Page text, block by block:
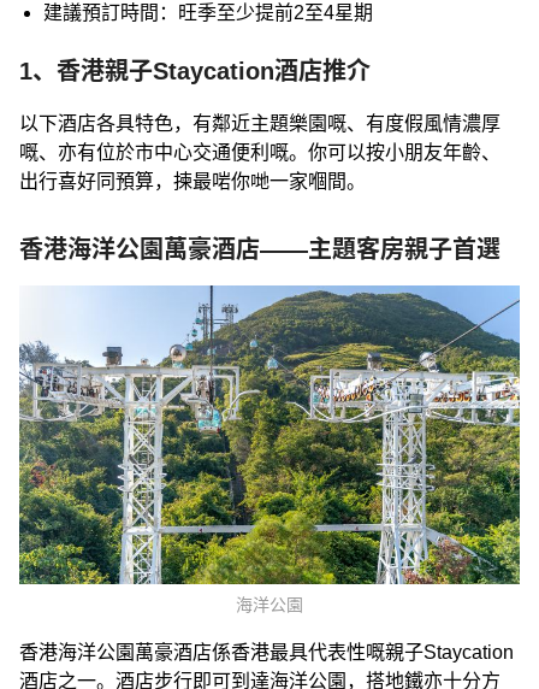
建議預訂時間：旺季至少提前2至4星期
1、香港親子Staycation酒店推介
以下酒店各具特色，有鄰近主題樂園嘅、有度假風情濃厚
嘅、亦有位於市中心交通便利嘅。你可以按小朋友年齡、
出行喜好同預算，揀最啱你哋一家嗰間。
香港海洋公園萬豪酒店——主題客房親子首選
海洋公園
香港海洋公園萬豪酒店係香港最具代表性嘅親子Staycation
酒店之一。酒店步行即可到達海洋公園，搭地鐵亦十分方